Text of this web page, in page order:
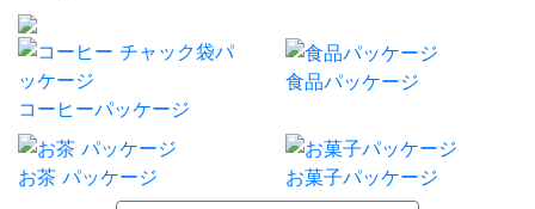
コーヒーパッケージ
食品パッケージ
お茶 パッケージ
お菓子パッケージ